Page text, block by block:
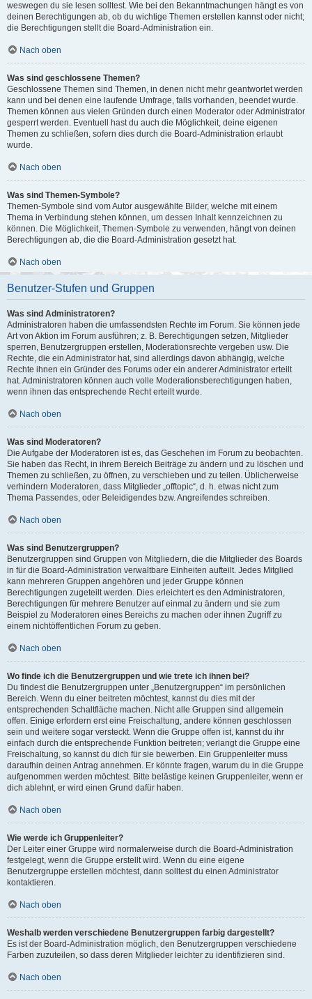
weswegen du sie lesen solltest. Wie bei den Bekanntmachungen hängt es von
deinen Berechtigungen ab, ob du wichtige Themen erstellen kannst oder nicht;
die Berechtigungen stellt die Board-Administration ein.
Nach oben
Was sind geschlossene Themen?
Geschlossene Themen sind Themen, in denen nicht mehr geantwortet werden
kann und bei denen eine laufende Umfrage, falls vorhanden, beendet wurde.
Themen können aus vielen Gründen durch einen Moderator oder Administrator
gesperrt werden. Eventuell hast du auch die Möglichkeit, deine eigenen
Themen zu schließen, sofern dies durch die Board-Administration erlaubt
wurde.
Nach oben
Was sind Themen-Symbole?
Themen-Symbole sind vom Autor ausgewählte Bilder, welche mit einem
Thema in Verbindung stehen können, um dessen Inhalt kennzeichnen zu
können. Die Möglichkeit, Themen-Symbole zu verwenden, hängt von deinen
Berechtigungen ab, die die Board-Administration gesetzt hat.
Nach oben
Benutzer-Stufen und Gruppen
Was sind Administratoren?
Administratoren haben die umfassendsten Rechte im Forum. Sie können jede
Art von Aktion im Forum ausführen; z. B. Berechtigungen setzen, Mitglieder
sperren, Benutzergruppen erstellen, Moderationsrechte vergeben usw. Die
Rechte, die ein Administrator hat, sind allerdings davon abhängig, welche
Rechte ihnen ein Gründer des Forums oder ein anderer Administrator erteilt
hat. Administratoren können auch volle Moderationsberechtigungen haben,
wenn ihnen das entsprechende Recht erteilt wurde.
Nach oben
Was sind Moderatoren?
Die Aufgabe der Moderatoren ist es, das Geschehen im Forum zu beobachten.
Sie haben das Recht, in ihrem Bereich Beiträge zu ändern und zu löschen und
Themen zu schließen, zu öffnen, zu verschieben und zu teilen. Üblicherweise
verhindern Moderatoren, dass Mitglieder „offtopic“, d. h. etwas nicht zum
Thema Passendes, oder Beleidigendes bzw. Angreifendes schreiben.
Nach oben
Was sind Benutzergruppen?
Benutzergruppen sind Gruppen von Mitgliedern, die die Mitglieder des Boards
in für die Board-Administration verwaltbare Einheiten aufteilt. Jedes Mitglied
kann mehreren Gruppen angehören und jeder Gruppe können
Berechtigungen zugeteilt werden. Dies erleichtert es den Administratoren,
Berechtigungen für mehrere Benutzer auf einmal zu ändern und sie zum
Beispiel zu Moderatoren eines Bereichs zu machen oder ihnen Zugriff zu
einem nichtöffentlichen Forum zu geben.
Nach oben
Wo finde ich die Benutzergruppen und wie trete ich ihnen bei?
Du findest die Benutzergruppen unter „Benutzergruppen“ im persönlichen
Bereich. Wenn du einer beitreten möchtest, kannst du dies mit der
entsprechenden Schaltfläche machen. Nicht alle Gruppen sind allgemein
offen. Einige erfordern erst eine Freischaltung, andere können geschlossen
sein und weitere sogar versteckt. Wenn die Gruppe offen ist, kannst du ihr
einfach durch die entsprechende Funktion beitreten; verlangt die Gruppe eine
Freischaltung, so kannst du dich für sie bewerben. Ein Gruppenleiter muss
daraufhin deinen Antrag annehmen. Er könnte fragen, warum du in die Gruppe
aufgenommen werden möchtest. Bitte belästige keinen Gruppenleiter, wenn er
dich ablehnt, er wird einen Grund dafür haben.
Nach oben
Wie werde ich Gruppenleiter?
Der Leiter einer Gruppe wird normalerweise durch die Board-Administration
festgelegt, wenn die Gruppe erstellt wird. Wenn du eine eigene
Benutzergruppe erstellen möchtest, dann solltest du einen Administrator
kontaktieren.
Nach oben
Weshalb werden verschiedene Benutzergruppen farbig dargestellt?
Es ist der Board-Administration möglich, den Benutzergruppen verschiedene
Farben zuzuteilen, so dass deren Mitglieder leichter zu identifizieren sind.
Nach oben